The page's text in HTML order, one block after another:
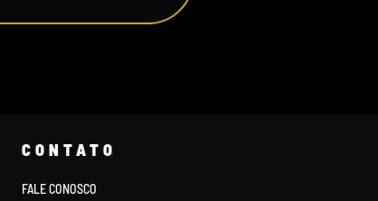
CONTATO
FALE CONOSCO